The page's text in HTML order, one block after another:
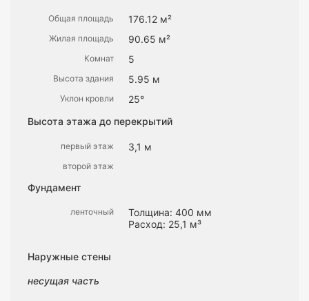
Общая площадь 176.12 м²
Жилая площадь 90.65 м²
Комнат 5
Высота здания 5.95 м
Уклон кровли
25°
Высота этажа до перекрытий
первый этаж 3,1 м
второй этаж
Фундамент
ленточный
Толщина: 400 мм
Расход: 25,1 м³
Наружные стены
несущая часть